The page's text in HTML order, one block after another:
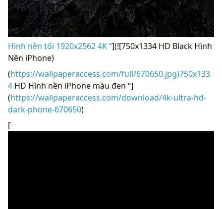
Hình nền tối 1920x2562 4K “](![750x1334 HD Black Hình
Nền iPhone)
(https://wallpaperaccess.com/full/670650.jpg)750x133
4 HD Hình nền iPhone màu đen “]
(https://wallpaperaccess.com/download/4k-ultra-hd-
dark-phone-670650)
[